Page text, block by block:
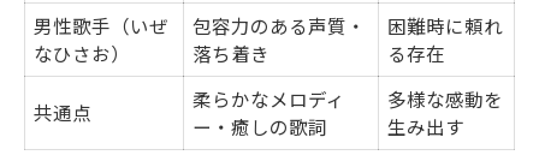
男性歌手（いぜ
なひさお）
包容力のある声質・
落ち着き
困難時に頼れ
る存在
共通点
柔らかなメロディ
ー・癒しの歌詞
多様な感動を
生み出す